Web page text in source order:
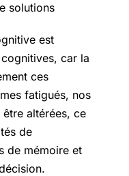
solutions
est
car la
ces
fatigués, nos
altérées, ce
de
de mémoire et